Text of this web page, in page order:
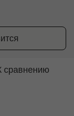
сравнению